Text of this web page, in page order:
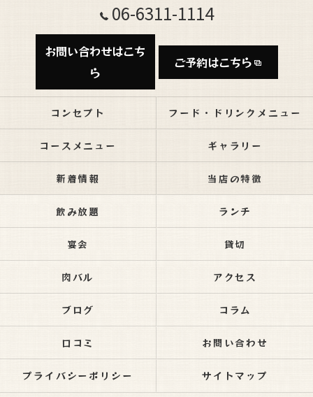
06-6311-1114
お問い合わせはこち
ら
ご予約はこちら
コンセプト フード・ドリンクメニュー
コースメニュー ギャラリー
新着情報 当店の特徴
飲み放題 ランチ
宴会 貸切
肉バル アクセス
ブログ コラム
口コミ お問い合わせ
プライバシーポリシー サイトマップ